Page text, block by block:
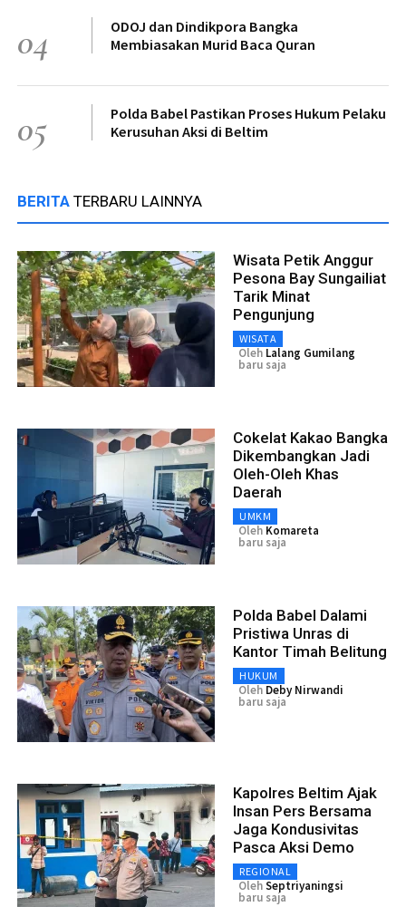
04
ODOJ dan Dindikpora Bangka
Membiasakan Murid Baca Quran
05
Polda Babel Pastikan Proses Hukum Pelaku
Kerusuhan Aksi di Beltim
BERITA TERBARU LAINNYA
Wisata Petik Anggur
Pesona Bay Sungailiat
Tarik Minat
Pengunjung
WISATA
Oleh Lalang Gumilang
baru saja
Cokelat Kakao Bangka
Dikembangkan Jadi
Oleh-Oleh Khas
Daerah
UMKM
Oleh Komareta
baru saja
Polda Babel Dalami
Pristiwa Unras di
Kantor Timah Belitung
HUKUM
Oleh Deby Nirwandi
baru saja
Kapolres Beltim Ajak
Insan Pers Bersama
Jaga Kondusivitas
Pasca Aksi Demo
REGIONAL
OlehSeptriyaningsi
baru saja